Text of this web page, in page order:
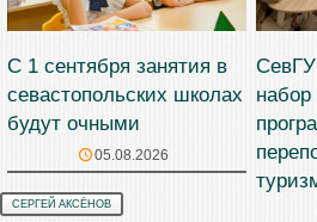
С 1 сентября занятия в
севастопольских школах
будут очными
05.08.2026
СевГУ
СЕРГЕЙ АКСЁНОВ